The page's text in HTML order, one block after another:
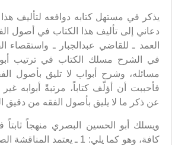
يذكر في مستهل كتابه دوافعه لتأليف
دعاني إلى تأليف هذا الكتاب في أصول
العمد ـ للقاضي عبدالجبار ـ واستقصاء
في الشرح مسلك الكتاب في ترتيب
مسائله، وشرح أبواب لا تليق بأصول
فأحببت أن أؤلّف كتاباً، مرتبةً أبوابه
عن ذكر ما لا يليق بأصول الفقه من دقيق
ويسلك أبو الحسين البصري منهجاً